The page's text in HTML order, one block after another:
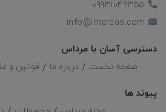
09931046355
info@imerdas.com
دسترسی آسان با مرداس
صفحه نخست درباره ما قوانین و
پیوند ها